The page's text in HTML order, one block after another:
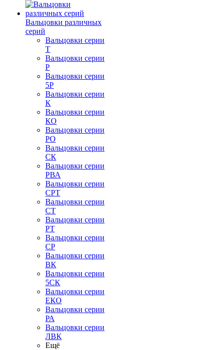
Вальцовки различных
серий
Вальцовки серии
Т
Вальцовки серии
Р
Вальцовки серии
5Р
Вальцовки серии
К
Вальцовки серии
КО
Вальцовки серии
РО
Вальцовки серии
СК
Вальцовки серии
РВА
Вальцовки серии
СРТ
Вальцовки серии
СТ
Вальцовки серии
РТ
Вальцовки серии
СР
Вальцовки серии
ВК
Вальцовки серии
5СК
Вальцовки серии
ЕКО
Вальцовки серии
РА
Вальцовки серии
ЛВК
Ещё